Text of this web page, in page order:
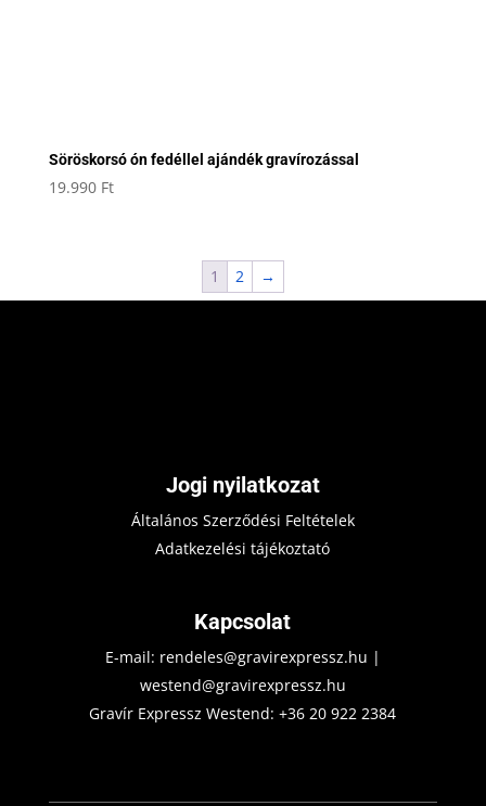
Söröskorsó ón fedéllel ajándék gravírozással
19.990 Ft
1 2 →
Jogi nyilatkozat
Általános Szerződési Feltételek
Adatkezelési tájékoztató
Kapcsolat
E-mail: rendeles@gravirexpressz.hu |
westend@gravirexpressz.hu
Gravír Expressz Westend:+36 20 922 2384